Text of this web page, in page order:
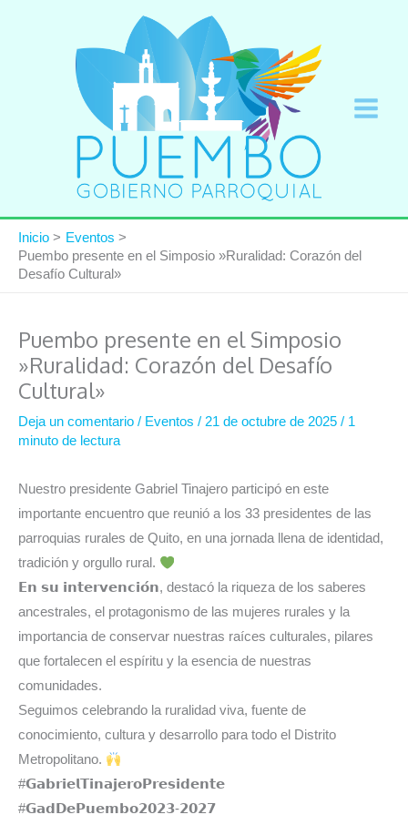
Inicio
Eventos
Puembo presente en el Simposio »Ruralidad: Corazón del
Desafío Cultural»
Puembo presente en el Simposio
»Ruralidad: Corazón del Desafío
Cultural»
Deja un comentario / Eventos / 21 de octubre de 2025 / 1
minuto de lectura
Nuestro presidente Gabriel Tinajero participó en este
importante encuentro que reunió a los 33 presidentes de las
parroquias rurales de Quito, en una jornada llena de identidad,
tradición y orgullo rural.
𝗘𝗻 𝘀𝘂 𝗶𝗻𝘁𝗲𝗿𝘃𝗲𝗻𝗰𝗶𝗼́𝗻, destacó la riqueza de los saberes
ancestrales, el protagonismo de las mujeres rurales y la
importancia de conservar nuestras raíces culturales, pilares
que fortalecen el espíritu y la esencia de nuestras
comunidades.
Seguimos celebrando la ruralidad viva, fuente de
conocimiento, cultura y desarrollo para todo el Distrito
Metropolitano.
#𝗚𝗮𝗯𝗿𝗶𝗲𝗹𝗧𝗶𝗻𝗮𝗷𝗲𝗿𝗼𝗣𝗿𝗲𝘀𝗶𝗱𝗲𝗻𝘁𝗲⁣⁣⁣⁣⁣
#𝗚𝗮𝗱𝗗𝗲𝗣𝘂𝗲𝗺𝗯𝗼𝟮𝟬𝟮𝟯-𝟮𝟬𝟮𝟳⁣⁣⁣⁣⁣